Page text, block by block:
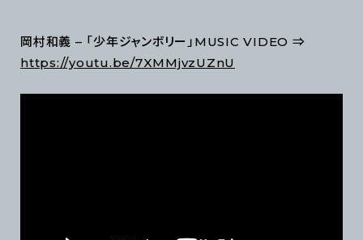
岡村和義 – 「少年ジャンボリー」MUSIC VIDEO ⇒
https://youtu.be/7XMMjvzUZnU